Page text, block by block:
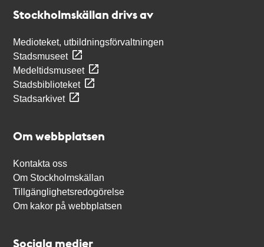
Stockholmskällan drivs av
Medioteket, utbildningsförvaltningen
Stadsmuseet
Medeltidsmuseet
Stadsbiblioteket
Stadsarkivet
Om webbplatsen
Kontakta oss
Om Stockholmskällan
Tillgänglighetsredogörelse
Om kakor på webbplatsen
Sociala medier